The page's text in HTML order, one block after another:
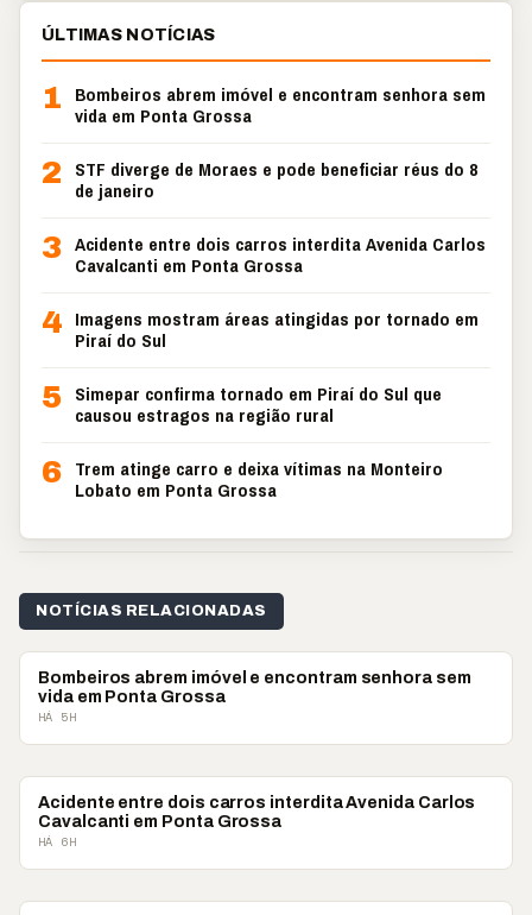
ÚLTIMAS NOTÍCIAS
1
Bombeiros abrem imóvel e encontram senhora sem
vida em Ponta Grossa
2
STF diverge de Moraes e pode beneficiar réus do 8
de janeiro
3 Acidente entre dois carros interdita Avenida Carlos
Cavalcanti em Ponta Grossa
4 Imagens mostram áreas atingidas por tornado em
Piraí do Sul
5 Simepar confirma tornado em Piraí do Sul que
causou estragos na região rural
6 Trem atinge carro e deixa vítimas na Monteiro
Lobato em Ponta Grossa
NOTÍCIAS RELACIONADAS
POLICIAL
Bombeiros abrem imóvel e encontram senhora sem
vida em Ponta Grossa
HÁ 5H
POLICIAL
Acidente entre dois carros interdita Avenida Carlos
Cavalcanti em Ponta Grossa
HÁ 6H